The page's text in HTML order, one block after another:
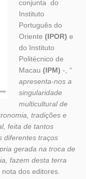
conjunta do
Instituto
Português do
Oriente (IPOR) e
do Instituto
Politécnico de
Macau (IPM) -, “
apresenta-nos a
singularidade
multicultural de
tradições e
feita de tantos
diferentes traços
gerada na troca de
fazem desta terra
dos editores.